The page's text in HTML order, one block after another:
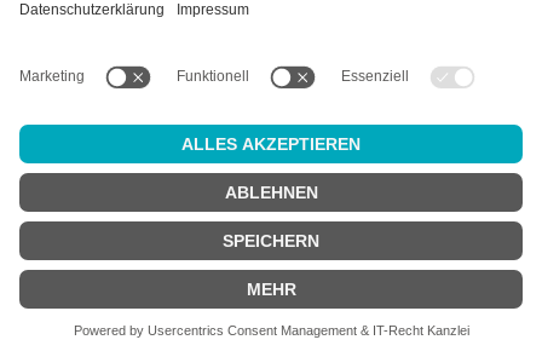
Seite1
Seite3
Seite5